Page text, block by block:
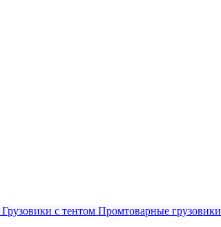
Грузовики с тентом Промтоварные грузовики